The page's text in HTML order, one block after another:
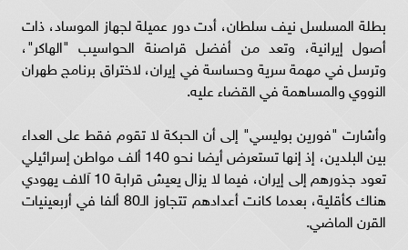
بطلة المسلسل نيف سلطان، أدت دور عميلة لجهاز الموساد، ذات
أصول إيرانية، وتعد من أفضل قراصنة الحواسيب "الهاكر"،
وترسل في مهمة سرية وحساسة في إيران، لاختراق برنامج طهران
النووي والمساهمة في القضاء عليه.
وأشارت "فورين بوليسي" إلى أن الحبكة لا تقوم فقط على العداء
بين البلدين، إذ إنها تستعرض أيضا نحو 140 ألف مواطن إسرائيلي
تعود جذورهم إلى إيران، فيما لا يزال يعيش قرابة 10 آلاف يهودي
هناك كأقلية، بعدما كانت أعدادهم تتجاوز الـ80 ألفا في أربعينيات
القرن الماضي.